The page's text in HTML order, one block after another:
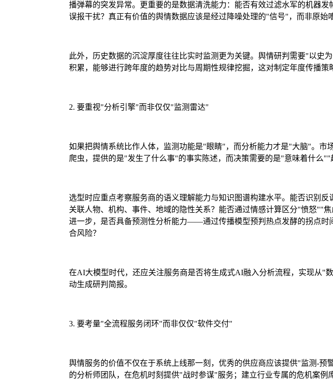
播弹幕的突发异常。更重要的是数据清洗能力：能否有效过滤水军的机器
误报干扰？真正有价值的舆情数据应该是经过降噪处理的"信号"，而非原始
此外，历史数据的沉淀厚度往往比实时监测更为关键。舆情研判需要"以史
积累，能够进行跨年度的趋势对比与周期性规律挖掘，这对制定年度传播策
2. 要重视"分析引擎"而非仅仅"监测雷达"
如果把舆情系统比作人体，监测功能是"眼睛"，而分析能力才是"大脑"。市
爬虫，提供的是"发生了什么事"的事实陈述，而决策需要的是"意味着什么""
选型时应重点考察服务商的语义理解能力与知识图谱构建水平。能否识别
关联人物、机构、事件、地域的隐性关系？能否通过情感计算区分"愤怒""
进一步，是否具备预测性分析能力——通过传播模型预判热点发酵的拐点时
合风险？
在AI大模型时代，还应关注服务商是否将生成式AI融入分析流程，实现从"
动生成研判简报。
3. 要考量"全流程服务闭环"而非仅仅"软件交付"
舆情服务的价值不仅在于系统上线那一刻，优秀的供应商应该提供"监测-预
的分析师团队，在危机时刻提供"战时参谋"服务；建立行业专属的危机案例